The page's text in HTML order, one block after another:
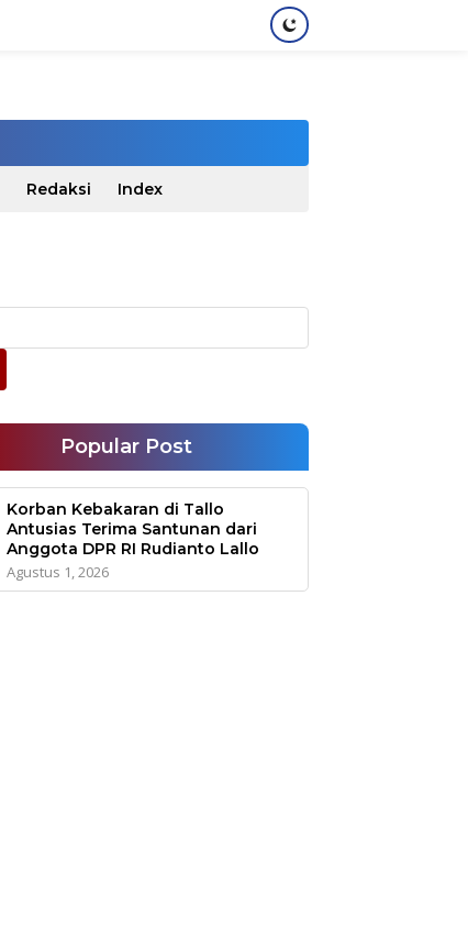
Redaksi Index
Popular Post
Korban Kebakaran di Tallo
Antusias Terima Santunan dari
Anggota DPR RI Rudianto Lallo
Agustus 1, 2026